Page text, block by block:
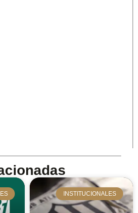
INSTITUCIONALES